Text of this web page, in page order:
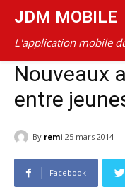
JDM MOBILE
L'application mobile
Nouveaux
entre
By remi 25 mars 2014
Facebook